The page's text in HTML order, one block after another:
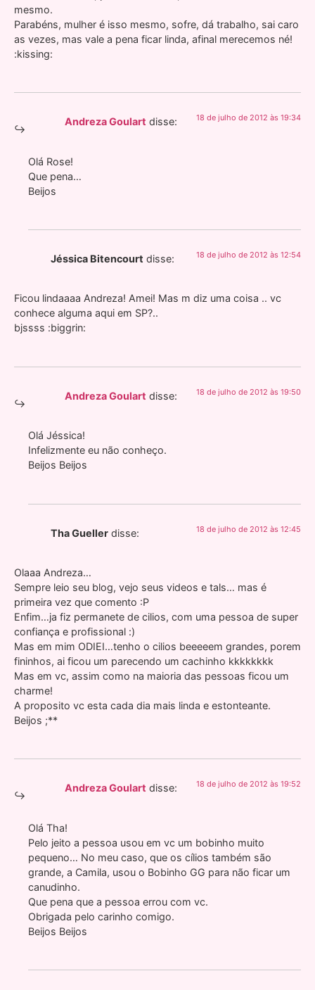
mesmo.
Parabéns, mulher é isso mesmo, sofre, dá trabalho, sai caro
as vezes, mas vale a pena ficar linda, afinal merecemos né!
:kissing:
Andreza Goulart disse: 18 de julho de 2012 às 19:34
Olá Rose!
Que pena…
Beijos
Jéssica Bitencourt disse: 18 de julho de 2012 às 12:54
Ficou lindaaaa Andreza! Amei! Mas m diz uma coisa .. vc
conhece alguma aqui em SP?..
bjssss :biggrin:
Andreza Goulart disse: 18 de julho de 2012 às 19:50
Olá Jéssica!
Infelizmente eu não conheço.
Beijos Beijos
Tha Gueller disse: 18 de julho de 2012 às 12:45
Olaaa Andreza…
Sempre leio seu blog, vejo seus videos e tals… mas é
primeira vez que comento :P
Enfim…ja fiz permanete de cilios, com uma pessoa de super
confiança e profissional :)
Mas em mim ODIEI…tenho o cilios beeeeem grandes, porem
fininhos, ai ficou um parecendo um cachinho kkkkkkkk
Mas em vc, assim como na maioria das pessoas ficou um
charme!
A proposito vc esta cada dia mais linda e estonteante.
Beijos ;**
Andreza Goulart disse: 18 de julho de 2012 às 19:52
Olá Tha!
Pelo jeito a pessoa usou em vc um bobinho muito
pequeno… No meu caso, que os cílios também são
grande, a Camila, usou o Bobinho GG para não ficar um
canudinho.
Que pena que a pessoa errou com vc.
Obrigada pelo carinho comigo.
Beijos Beijos